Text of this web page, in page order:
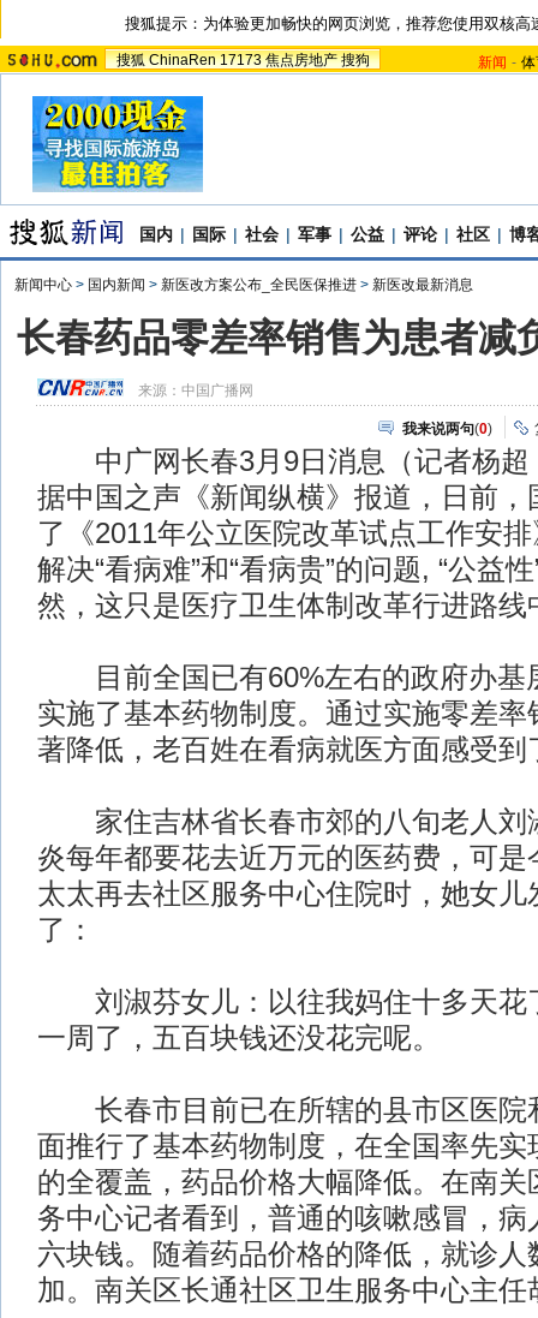
搜狐提示：为体验更加畅快的网页浏览，推荐您使用双核高
搜狐 ChinaRen 17173 焦点房地产 搜狗 新闻 -
国内 | 国际 | 社会 | 军事 | 公益 | 评论 | 社区 | 博
新闻中心 > 国内新闻 > 新医改方案公布_全民医保推进 > 新医改最新消息
长春药品零差率销售为患者减
来源： 中国广播网
我来说两句(0)
中广网长春3月9日消息（记者杨超
据中国之声《新闻纵横》报道，日前，
了《2011年公立医院改革试点工作安
解决“看病难”和“看病贵”的问题, “公益
然，这只是医疗卫生体制改革行进路线
目前全国已有60%左右的政府办基
实施了基本药物制度。通过实施零差率
著降低，老百姓在看病就医方面感受到
家住吉林省长春市郊的八旬老人刘
炎每年都要花去近万元的医药费，可是
太太再去社区服务中心住院时，她女儿
了：
刘淑芬女儿：以往我妈住十多天花
一周了，五百块钱还没花完呢。
长春市目前已在所辖的县市区医院
面推行了基本药物制度，在全国率先实
的全覆盖，药品价格大幅降低。在南关
务中心记者看到，普通的咳嗽感冒，病
六块钱。随着药品价格的降低，就诊人
加。南关区长通社区卫生服务中心主任